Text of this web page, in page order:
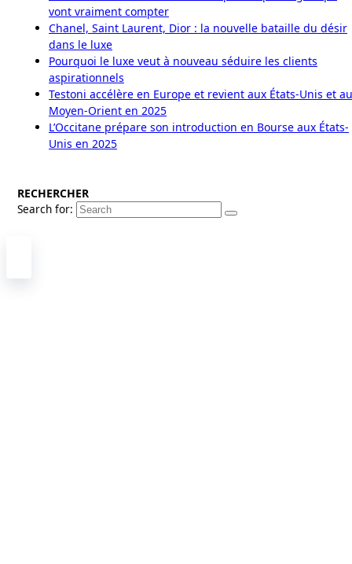
vont vraiment compter
Chanel, Saint Laurent, Dior : la nouvelle bataille du désir
dans le luxe
Pourquoi le luxe veut à nouveau séduire les clients
aspirationnels
Testoni accélère en Europe et revient aux États-Unis et au
Moyen-Orient en 2025
L’Occitane prépare son introduction en Bourse aux États-
Unis en 2025
RECHERCHER
Search for: